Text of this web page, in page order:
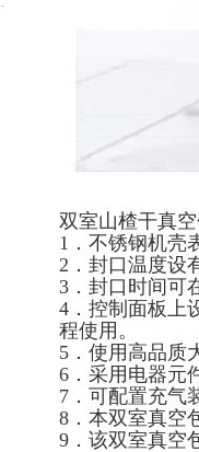
双室山楂干真
1．不锈钢机壳
2．封口温度设
3．封口时间可
4．控制面板上
程使用。
5．使用高品质
6．采用电器元
7．可配置充气
8．本双室真空
9．该双室真空